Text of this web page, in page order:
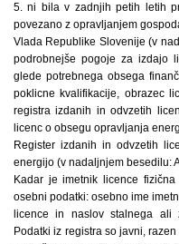
5. ni bila v zadnjih petih letih
povezano z opravljanjem
Vlada Republike Slovenije (v
podrobnejše pogoje za izdajo
glede potrebnega obsega
poklicne kvalifikacije, obrazec
registra izdanih in odvzetih
licenc o obsegu opravljanja
Register izdanih in odvzetih
energijo (v nadaljnjem besedilu:
Kadar je imetnik licence
osebni podatki: osebno ime
licence in naslov stalnega ali
Podatki iz registra so javni,